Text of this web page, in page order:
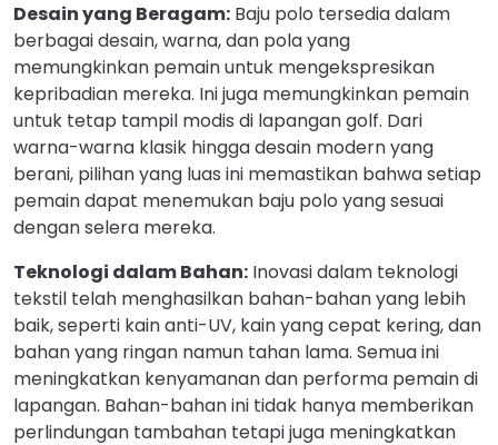
Desain yang Beragam: Baju polo tersedia dalam
berbagai desain, warna, dan pola yang
memungkinkan pemain untuk mengekspresikan
kepribadian mereka. Ini juga memungkinkan pemain
untuk tetap tampil modis di lapangan golf. Dari
warna-warna klasik hingga desain modern yang
berani, pilihan yang luas ini memastikan bahwa setiap
pemain dapat menemukan baju polo yang sesuai
dengan selera mereka.
Teknologi dalam Bahan: Inovasi dalam teknologi
tekstil telah menghasilkan bahan-bahan yang lebih
baik, seperti kain anti-UV, kain yang cepat kering, dan
bahan yang ringan namun tahan lama. Semua ini
meningkatkan kenyamanan dan performa pemain di
lapangan. Bahan-bahan ini tidak hanya memberikan
perlindungan tambahan tetapi juga meningkatkan